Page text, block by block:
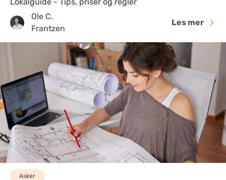
Ole C.
Frantzen
Les mer
Asker